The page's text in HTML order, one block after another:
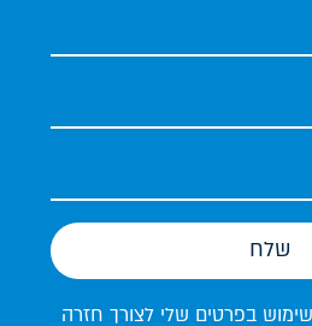
בפרטים שלי לצורך חזרה
שלח